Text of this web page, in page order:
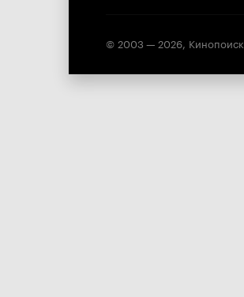
© 2003 — 2026, Кинопоиск